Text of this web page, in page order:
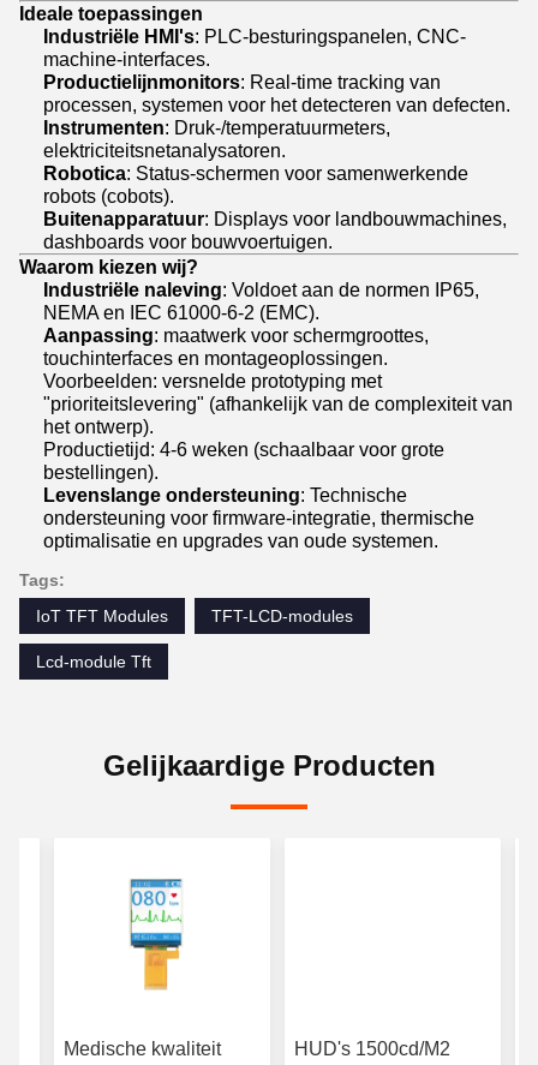
Ideale toepassingen
Industriële HMI's: PLC-besturingspanelen, CNC-
machine-interfaces.
Productielijnmonitors: Real-time tracking van
processen, systemen voor het detecteren van defecten.
Instrumenten: Druk-/temperatuurmeters,
elektriciteitsnetanalysatoren.
Robotica: Status-schermen voor samenwerkende
robots (cobots).
Buitenapparatuur: Displays voor landbouwmachines,
dashboards voor bouwvoertuigen.
Waarom kiezen wij?
Industriële naleving: Voldoet aan de normen IP65,
NEMA en IEC 61000-6-2 (EMC).
Aanpassing: maatwerk voor schermgroottes,
touchinterfaces en montageoplossingen.
Voorbeelden: versnelde prototyping met
"prioriteitslevering" (afhankelijk van de complexiteit van
het ontwerp).
Productietijd: 4-6 weken (schaalbaar voor grote
bestellingen).
Levenslange ondersteuning: Technische
ondersteuning voor firmware-integratie, thermische
optimalisatie en upgrades van oude systemen.
Tags:
IoT TFT Modules
TFT-LCD-modules
Lcd-module Tft
Gelijkaardige Producten
Medische kwaliteit
HUD's 1500cd/M2